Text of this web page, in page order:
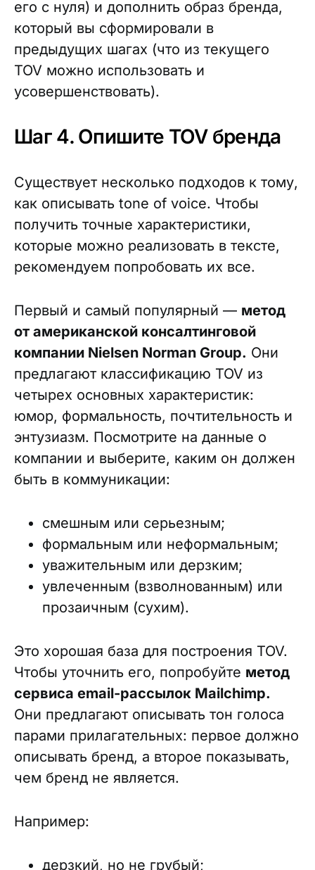
его с нуля) и дополнить образ бренда,
который вы сформировали в
предыдущих шагах (что из текущего
TOV можно использовать и
усовершенствовать).
Шаг 4. Опишите TOV бренда
Существует несколько подходов к тому,
как описывать tone of voice. Чтобы
получить точные характеристики,
которые можно реализовать в тексте,
рекомендуем попробовать их все.
Первый и самый популярный — метод
от американской консалтинговой
компании Nielsen Norman Group. Они
предлагают классификацию TOV из
четырех основных характеристик:
юмор, формальность, почтительность и
энтузиазм. Посмотрите на данные о
компании и выберите, каким он должен
быть в коммуникации:
смешным или серьезным;
формальным или неформальным;
уважительным или дерзким;
увлеченным (взволнованным) или
прозаичным (сухим).
Это хорошая база для построения TOV.
Чтобы уточнить его, попробуйте метод
сервиса email-рассылок Mailchimp.
Они предлагают описывать тон голоса
парами прилагательных: первое должно
описывать бренд, а второе показывать,
чем бренд не является.
Например:
дерзкий, но не грубый;